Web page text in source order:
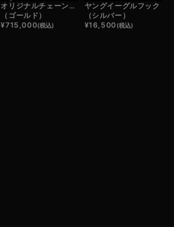
オリジナルチェーン45cm
（ゴールド）
¥715,000(税込)
ヤングイーグルフック
（シルバー）
¥16,500(税込)